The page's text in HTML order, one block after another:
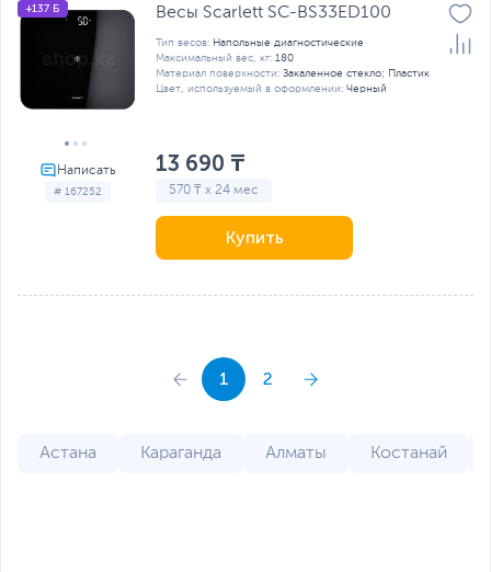
# 167252
+137 Б Весы Scarlett SC-BS33ED100
Тип весов: Напольные диагностические
Максимальный вес, кг: 180
Материал поверхности: Закаленное стекло; Пластик
Цвет, используемый в оформлении: Черный
13 690 ₸
570 ₸ x 24 мес
Купить
1 2
Астана Караганда Алматы Костанай